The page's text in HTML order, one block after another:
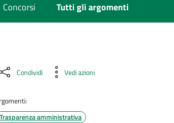
Concorsi Tutti gli argomenti
Condividi Vedi azioni
Trasparenza amministrativa